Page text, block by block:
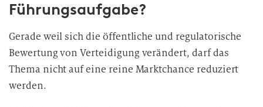
Führungsaufgabe?
Gerade weil sich die öffentliche und regulatorische
Bewertung von Verteidigung verändert, darf das
Thema nicht auf eine reine Marktchance reduziert
werden.